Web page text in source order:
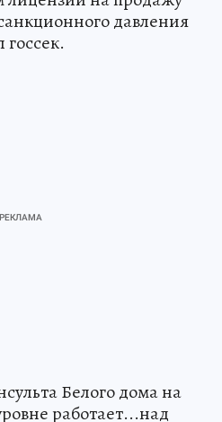
давления
госсек.
Белого дома на
работает...над